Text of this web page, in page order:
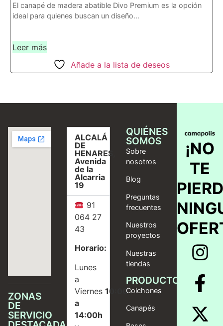
El canapé de madera abatible Divo Premium es la opción
ideal para quienes buscan un diseño...
Leer más
Añade a la lista de deseos
ZONAS
DE
SERVICIO
ALCALÁ
DE
HENARES,
Avenida
de la
Alcarria
19
91
064 27
43
Horario:
Lunes
a
Viernes10:00
a
14:00h
QUIÉNES
SOMOS
Sobre
nosotros
Blog
Preguntas
frecuentes
Nuestros
proyectos
Nuestras
tiendas
PRODUCTOS
Colchones
Canapés
¡NO
TE